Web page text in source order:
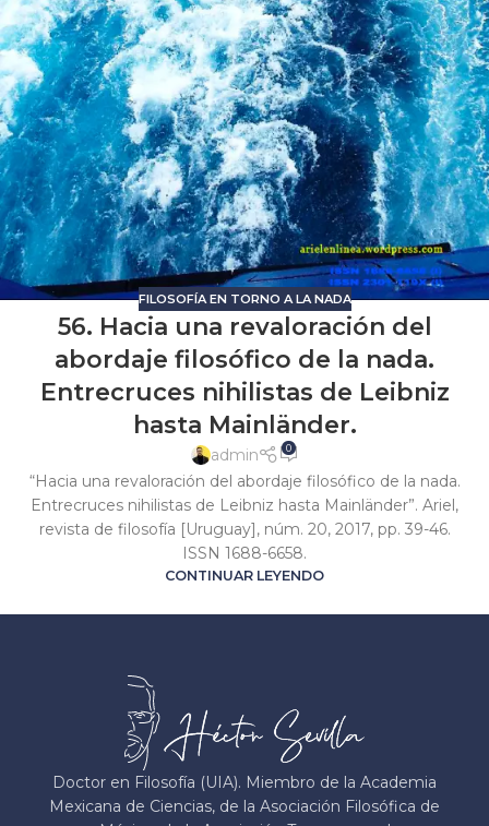
FILOSOFÍA EN TORNO A LA NADA
56. Hacia una revaloración del
abordaje filosófico de la nada.
Entrecruces nihilistas de Leibniz
hasta Mainländer.
admin 0
“Hacia una revaloración del abordaje filosófico de la nada.
Entrecruces nihilistas de Leibniz hasta Mainländer”. Ariel,
revista de filosofía [Uruguay], núm. 20, 2017, pp. 39-46.
ISSN 1688-6658.
CONTINUAR LEYENDO
Doctor en Filosofía (UIA). Miembro de la Academia
Mexicana de Ciencias, de la Asociación Filosófica de